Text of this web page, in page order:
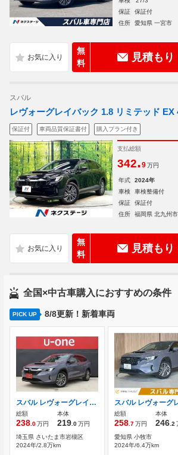
保証
保証付
住所
愛知県 一宮市
無
料
見積も
スバル
レヴォーグレイバック 1.8 リミテッド
保証付 車両品質保証書付 購入プラン付き
支払総額
342.9 万円
年式 2024年
車検
車検整備付
保証
保証付
住所
福岡県 北九州
無
料
見積も
全国×中古車購入におすすめの条件
PICK UP 8/8更新！新着車両
スバル レヴォーグレイバック 1.8 リミテッド EX 4WD 純正11.6インチDAナビ・TV/フロント・サイ
総額
238 .0万円
本体
219 .0万円
埼玉県 さいたま市岩槻区
2024年/2.8万km
総額
258 .7万円
本体
246 .2
愛知県 小牧市
2024年/6.4万km